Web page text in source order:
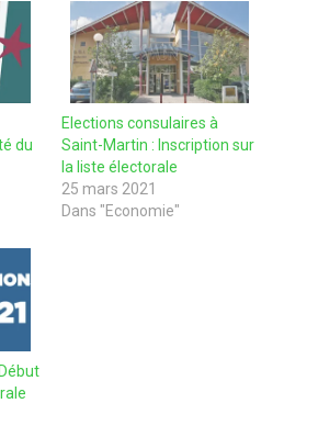
du
Elections consulaires à
Saint-Martin : Inscription sur
la liste électorale
25 mars 2021
Dans "Economie"